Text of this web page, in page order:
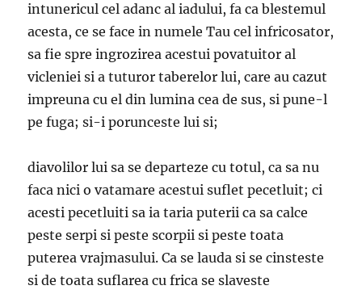
intunericul cel adanc al iadului, fa ca blestemul
acesta, ce se face in numele Tau cel infricosator,
sa fie spre ingrozirea acestui povatuitor al
vicleniei si a tuturor taberelor lui, care au cazut
impreuna cu el din lumina cea de sus, si pune-l
pe fuga; si-i porunceste lui si;
diavolilor lui sa se departeze cu totul, ca sa nu
faca nici o vatamare acestui suflet pecetluit; ci
acesti pecetluiti sa ia taria puterii ca sa calce
peste serpi si peste scorpii si peste toata
puterea vrajmasului. Ca se lauda si se cinsteste
si de toata suflarea cu frica se slaveste